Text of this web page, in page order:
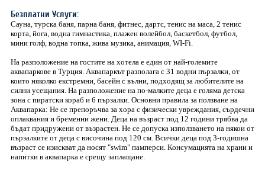
Безплатни Услуги:
Сауна, турска баня, парна баня, фитнес, дартс, тенис на маса, 2 тенис
корта, йога, водна гимнастика, плажен волейбол, баскетбол, футбол,
мини голф, водна топка, жива музика, анимация, WI-Fi.
На разположение на гостите на хотела е един от най-големите
аквапаркове в Турция. Аквапаркът разполага с 31 водни пързалки, от
които няколко екстремни, басейн с вълни, подходящ за любителите на
силни усещания. На разположение на по-малките деца е голяма детска
зона с пиратски кораб и 6 пързалки. Основни правила за ползване на
Аквапарка: Не се препоръчва за хора с физически увреждания, сърдечни
оплаквания и бременни жени. Деца на възраст под 12 години трябва да
бъдат придружени от възрастен. Не се допуска използването на някои от
пързалките от деца с височина под 120 см. Всички деца под 3-годишна
възраст се изискват да носят "swim" памперси. Консумацията на храни и
напитки в аквапарка е срещу заплащане.